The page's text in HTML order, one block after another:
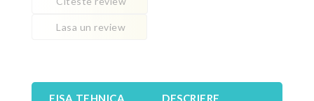
Lasa un review
FISA TEHNICA DESCRIERE